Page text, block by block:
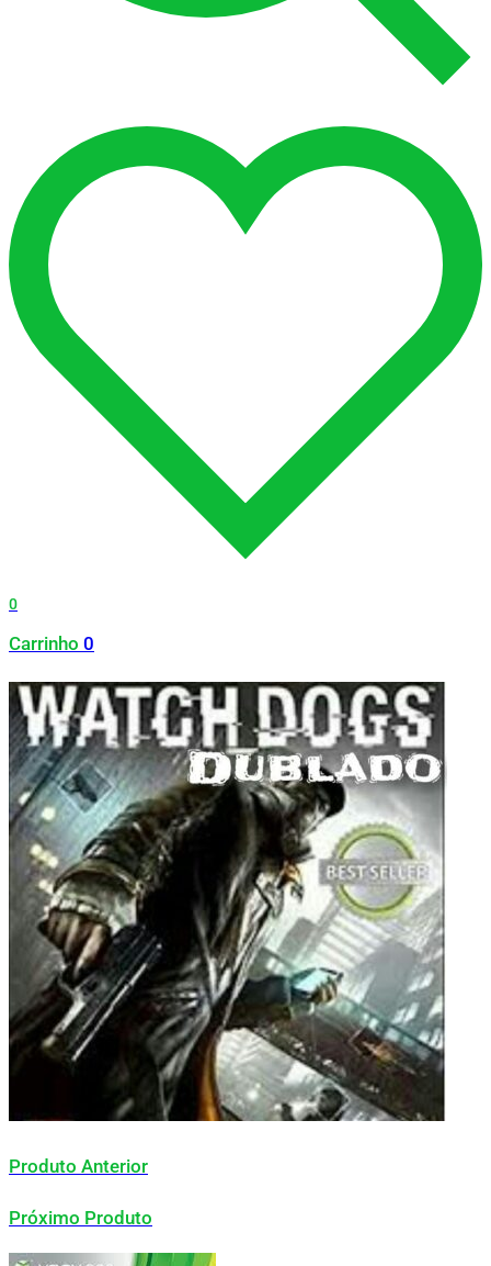
0
Carrinho 0
Produto Anterior
Próximo Produto